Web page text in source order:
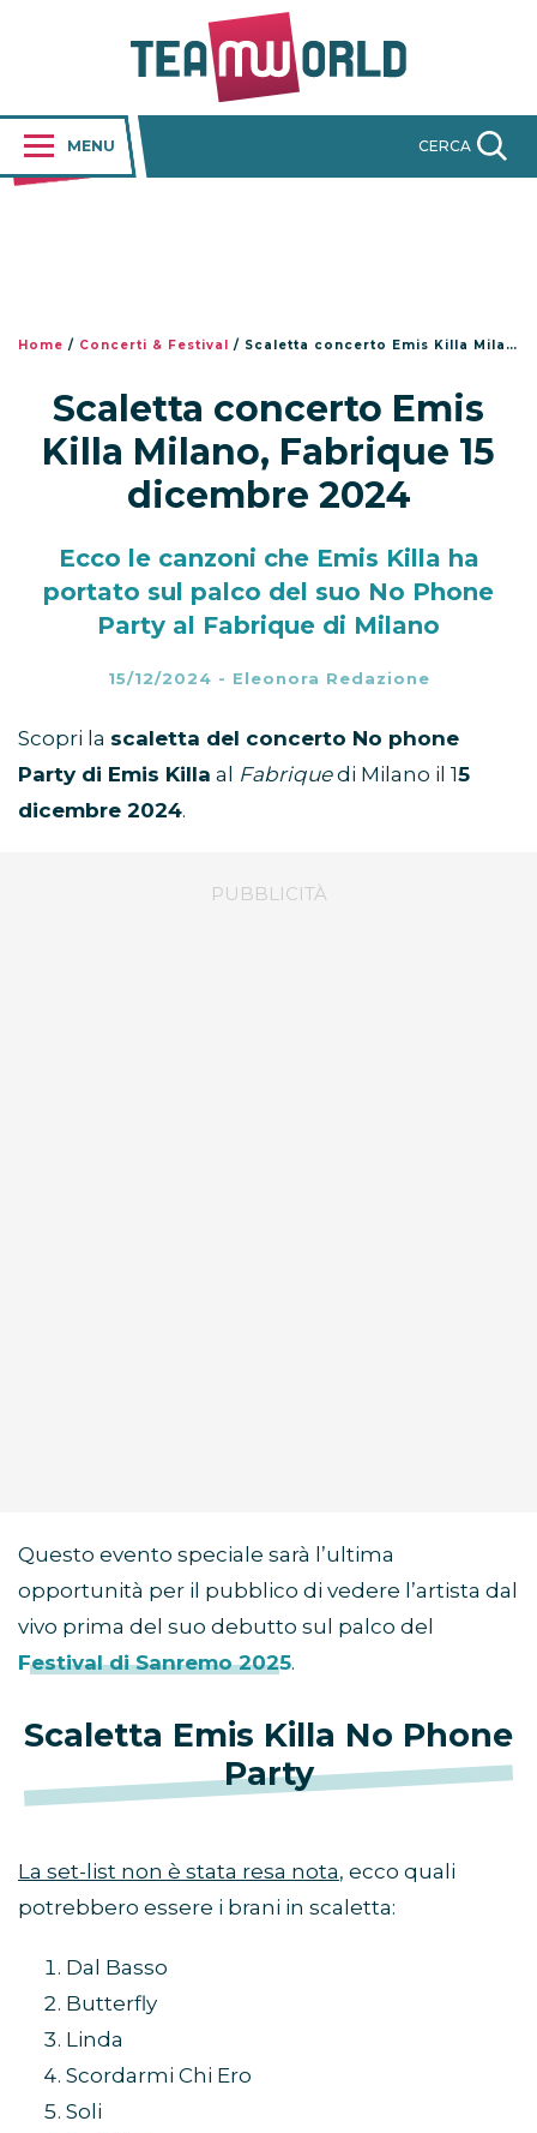
MENU CERCA
Home / Concerti & Festival / Scaletta concerto Emis Killa Milano, Fabrique 15 dicembre 2024
Scaletta concerto Emis
Killa Milano, Fabrique 15
dicembre 2024
Ecco le canzoni che Emis Killa ha
portato sul palco del suo No Phone
Party al Fabrique di Milano
15/12/2024 - Eleonora Redazione
Scopri la scaletta del concerto No phone
Party di Emis Killa al Fabriquedi Milano il 15
dicembre 2024.
Questo evento speciale sarà l’ultima
opportunità per il pubblico di vedere l’artista dal
vivo prima del suo debutto sul palco del
Festival di Sanremo 2025.
Scaletta Emis Killa No Phone
Party
La set-list non è stata resa nota, ecco quali
potrebbero essere i brani in scaletta:
Dal Basso
Butterfly
Linda
Scordarmi Chi Ero
Soli